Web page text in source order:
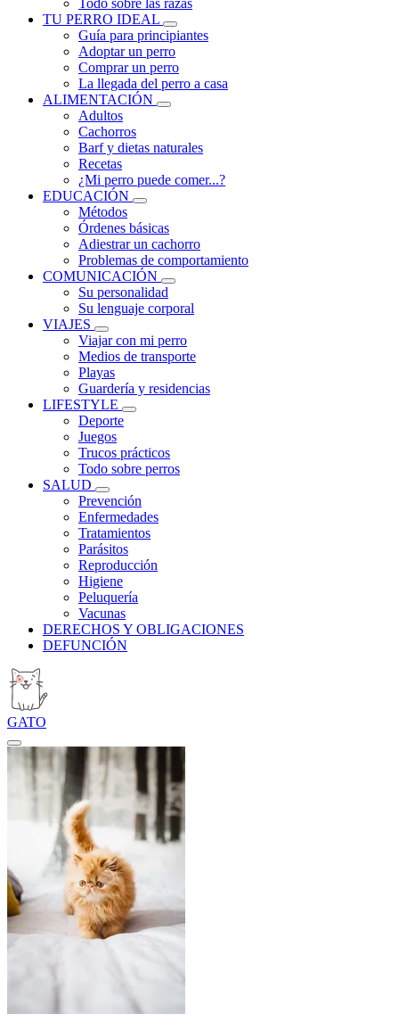
Todo sobre las razas
TU PERRO IDEAL
Guía para principiantes
Adoptar un perro
Comprar un perro
La llegada del perro a casa
ALIMENTACIÓN
Adultos
Cachorros
Barf y dietas naturales
Recetas
¿Mi perro puede comer...?
EDUCACIÓN
Métodos
Órdenes básicas
Adiestrar un cachorro
Problemas de comportamiento
COMUNICACIÓN
Su personalidad
Su lenguaje corporal
VIAJES
Viajar con mi perro
Medios de transporte
Playas
Guardería y residencias
LIFESTYLE
Deporte
Juegos
Trucos prácticos
Todo sobre perros
SALUD
Prevención
Enfermedades
Tratamientos
Parásitos
Reproducción
Higiene
Peluquería
Vacunas
DERECHOS Y OBLIGACIONES
DEFUNCIÓN
GATO